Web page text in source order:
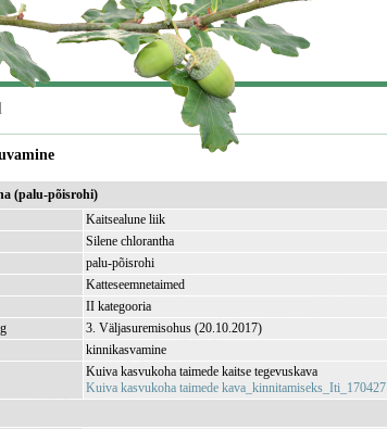
(palu-põisrohi)
Kaitsealune liik
Silene chlorantha
palu-põisrohi
Katteseemnetaimed
II kategooria
3. Väljasuremisohus (20.10.2017)
kinnikasvamine
Kuiva kasvukoha taimede kaitse tegevuskava
Kuiva kasvukoha taimede kava_kinnitamiseks_Iti_170427